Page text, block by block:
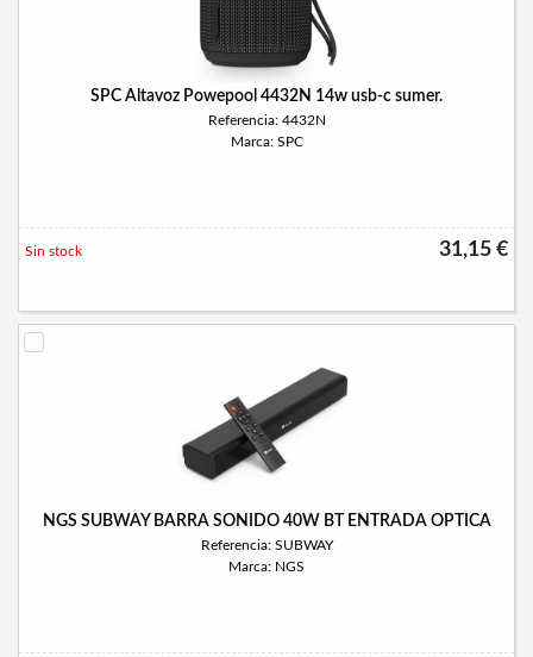
SPC Altavoz Powepool 4432N 14w usb-c sumer.
Referencia: 4432N
Marca: SPC
31,15 €
Sin stock
NGS SUBWAY BARRA SONIDO 40W BT ENTRADA OPTICA
Referencia: SUBWAY
Marca: NGS